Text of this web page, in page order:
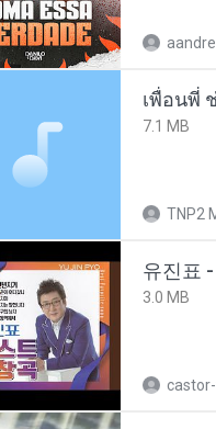
7.1 MB
TNP2
유진표
3.0 MB